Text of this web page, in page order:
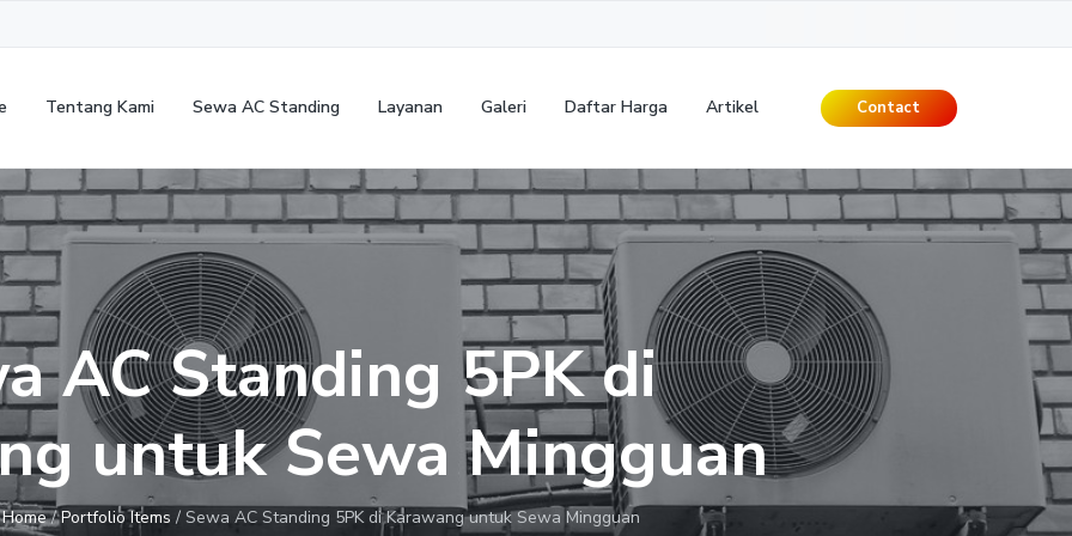
Tentang Kami Sewa AC Standing Layanan Galeri Daftar Harga Artikel Contact
AC Standing 5PK di
untuk Sewa Mingguan
Home / Portfolio Items / Sewa AC Standing 5PK di Karawang untuk Sewa Mingguan